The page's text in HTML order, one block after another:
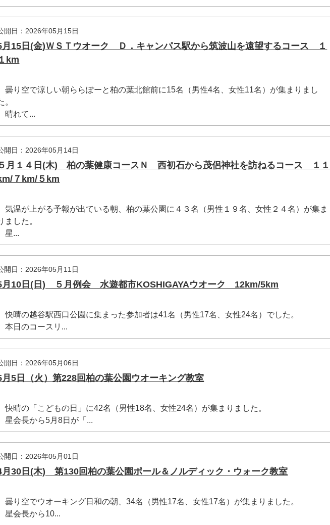
開日：2026年05月15日
月15日(金)ＷＳＴウオーク Ｄ．キャンパス駅から筑波山を遠望するコース １
km
曇り空で涼しい朝ららぽーと柏の葉北館前に15名（男性4名、女性11名）が集まりまし
。
晴れて...
開日：2026年05月14日
月１４日(木) 柏の葉健康コースＮ 西初石から茂侶神社を訪ねるコース １１
７km/５km
気温が上がる予報が出ている朝、柏の葉公園に４３名（男性１９名、女性２４名）が集ま
ました。
星...
開日：2026年05月11日
月10日(日) ５月例会 水遊都市KOSHIGAYAウオーク 12km/5km
快晴の越谷駅西口公園に集まった参加者は41名（男性17名、女性24名）でした。
本日のコースリ...
開日：2026年05月06日
月5日（火）第228回柏の葉公園ウオーキング教室
快晴の「こどもの日」に42名（男性18名、女性24名）が集まりました。
星会長から5月8日が「...
開日：2026年05月01日
月30日(木) 第130回柏の葉公園ポール＆ノルディック・ウォーク教室
曇り空でウオーキング日和の朝、34名（男性17名、女性17名）が集まりました。
星会長から10...